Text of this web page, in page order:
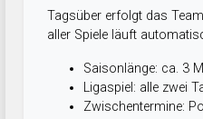
Tagsüber erfolgt das
aller Spiele läuft
Saisonlänge: ca. 3
Ligaspiel: alle zwei
Zwischentermine: